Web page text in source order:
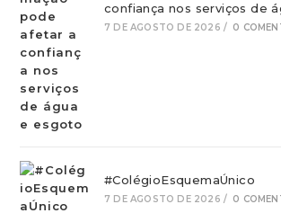
confiança nos serviços de
7 DE AGOSTO DE 2026 / 0
#ColégioEsquemaÚnico
7 DE AGOSTO DE 2026 / 0